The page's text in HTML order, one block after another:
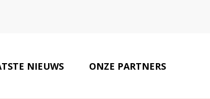
NIEUWS ONZE PARTNERS